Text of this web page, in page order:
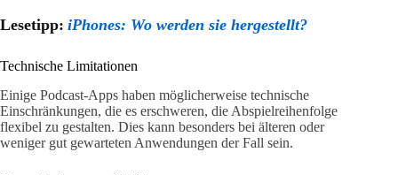
Lesetipp: iPhones: Wo werden sie hergestellt?
Technische Limitationen
Einige Podcast-Apps haben möglicherweise technische
Einschränkungen, die es erschweren, die Abspielreihenfolge
flexibel zu gestalten. Dies kann besonders bei älteren oder
weniger gut gewarteten Anwendungen der Fall sein.